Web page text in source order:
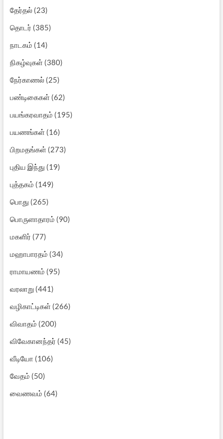
தேர்தல்(23)
தொடர் (385)
நாடகம் (14)
நிகழ்வுகள்(380)
நேர்காணல்(25)
பண்டிகைகள்(62)
பயங்கரவாதம் (195)
பயணங்கள்(16)
பிறமதங்கள்(273)
புதிய இந்து (19)
புத்தகம் (149)
பொது (265)
பொருளாதாரம் (90)
மகளிர் (77)
மஹாபாரதம் (34)
ராமாயணம் (95)
வரலாறு(441)
வழிகாட்டிகள்(266)
விவாதம் (200)
விவேகானந்தர் (45)
வீடியோ (106)
வேதம் (50)
வைணவம் (64)